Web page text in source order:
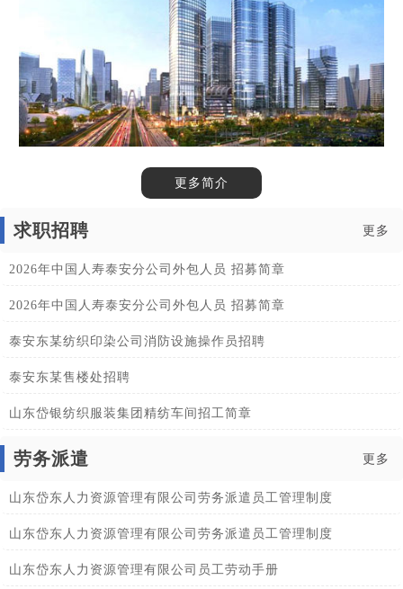
1 2 3
更多简介
求职招聘 更多
2026年中国人寿泰安分公司外包人员 招募简章
2026年中国人寿泰安分公司外包人员 招募简章
泰安东某纺织印染公司消防设施操作员招聘
泰安东某售楼处招聘
山东岱银纺织服装集团精纺车间招工简章
劳务派遣 更多
山东岱东人力资源管理有限公司劳务派遣员工管理制度
山东岱东人力资源管理有限公司劳务派遣员工管理制度
山东岱东人力资源管理有限公司员工劳动手册